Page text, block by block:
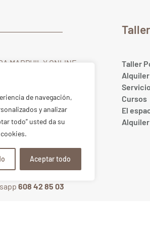
de navegación,
y analizar
todo” usted da su
Aceptar todo
MARPHIL Y ONLINE
Spain
91 367 67 40
689 10 20 88
pedidos@marphil.com
tienda@marphil.com
de los Herreros 5
MADRID Spain
608 42 85 03
Taller
Taller
Cursos
El